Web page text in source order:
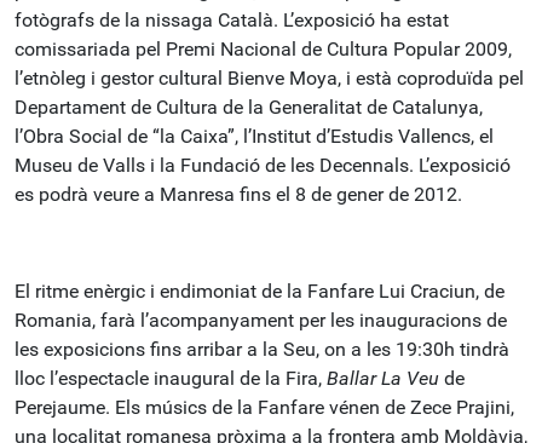
fotògrafs de la nissaga Català. L’exposició ha estat
comissariada pel Premi Nacional de Cultura Popular 2009,
l’etnòleg i gestor cultural Bienve Moya, i està coproduïda pel
Departament de Cultura de la Generalitat de Catalunya,
l’Obra Social de “la Caixa”, l’Institut d’Estudis Vallencs, el
Museu de Valls i la Fundació de les Decennals. L’exposició
es podrà veure a Manresa fins el 8 de gener de 2012.
El ritme enèrgic i endimoniat de la Fanfare Lui Craciun, de
Romania, farà l’acompanyament per les inauguracions de
les exposicions fins arribar a la Seu, on a les 19:30h tindrà
lloc l’espectacle inaugural de la Fira, Ballar La Veu de
Perejaume. Els músics de la Fanfare vénen de Zece Prajini,
una localitat romanesa pròxima a la frontera amb Moldàvia,